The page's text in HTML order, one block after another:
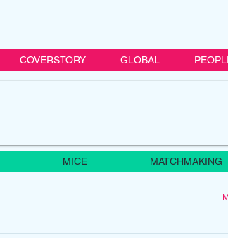
COVERSTORY GLOBAL
MICE MATCHMAKING